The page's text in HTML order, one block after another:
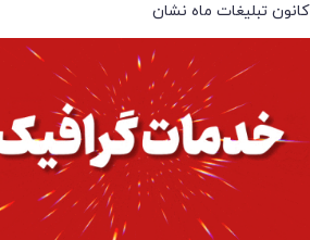
کانون تبلیغات ماه نشان